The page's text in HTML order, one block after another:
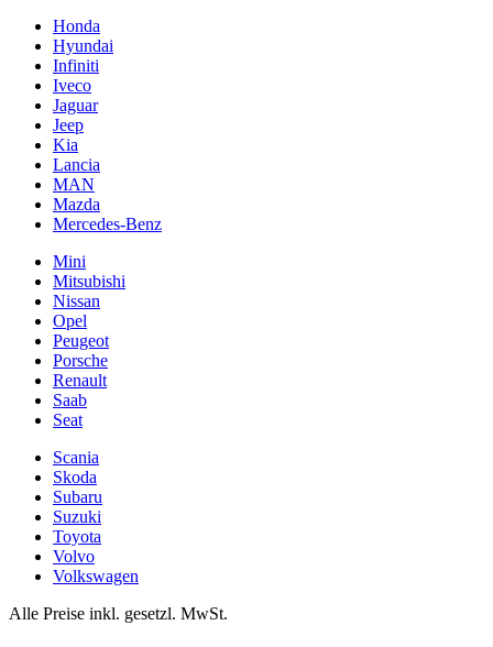
Honda
Hyundai
Infiniti
Iveco
Jaguar
Jeep
Kia
Lancia
MAN
Mazda
Mercedes-Benz
Mini
Mitsubishi
Nissan
Opel
Peugeot
Porsche
Renault
Saab
Seat
Scania
Skoda
Subaru
Suzuki
Toyota
Volvo
Volkswagen
Alle Preise inkl. gesetzl. MwSt.